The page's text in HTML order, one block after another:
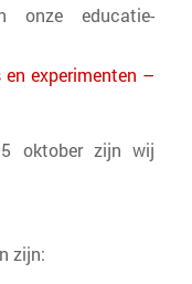
onze educatie-
experimenten –
oktober zijn wij
zijn: